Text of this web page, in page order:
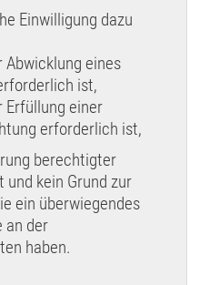
Einwilligung dazu
Abwicklung eines
ist,
Erfüllung einer
erforderlich ist,
berechtigter
kein Grund zur
ein überwiegendes
an der
haben.